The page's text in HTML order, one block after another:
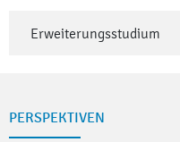
Erweiterungsstudium
PERSPEKTIVEN